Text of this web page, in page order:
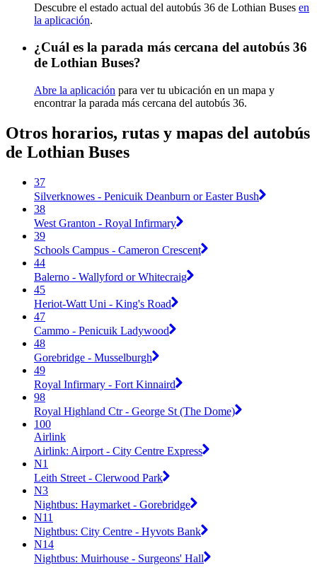
Descubre el estado actual del autobús 36 de Lothian Buses en
la aplicación.
¿Cuál es la parada más cercana del autobús 36
de Lothian Buses?
Abre la aplicación para ver tu ubicación en un mapa y
encontrar la parada más cercana del autobús 36.
Otros horarios, rutas y mapas del autobús
de Lothian Buses
37
Silverknowes - Penicuik Deanburn or Easter Bush
38
West Granton - Royal Infirmary
39
Schools Campus - Cameron Crescent
44
Balerno - Wallyford or Whitecraig
45
Heriot-Watt Uni - King's Road
47
Cammo - Penicuik Ladywood
48
Gorebridge - Musselburgh
49
Royal Infirmary - Fort Kinnaird
98
Royal Highland Ctr - George St (The Dome)
100
Airlink
Airlink: Airport - City Centre Express
N1
Leith Street - Clerwood Park
N3
Nightbus: Haymarket - Gorebridge
N11
Nightbus: City Centre - Hyvots Bank
N14
Nightbus: Muirhouse - Surgeons' Hall